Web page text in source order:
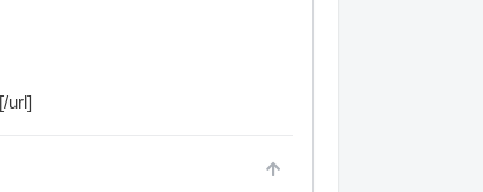
[/url]